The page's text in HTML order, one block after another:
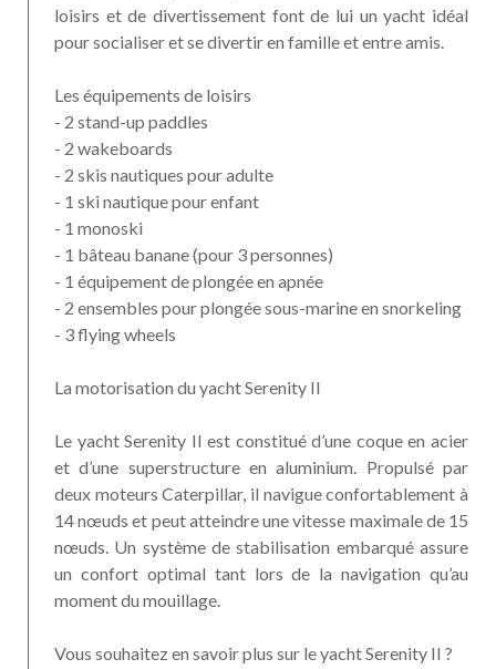
loisirs et de divertissement font de lui un yacht idéal
pour socialiser et se divertir en famille et entre amis.
Les équipements de loisirs
- 2 stand-up paddles
- 2 wakeboards
- 2 skis nautiques pour adulte
- 1 ski nautique pour enfant
- 1 monoski
- 1 bâteau banane (pour 3 personnes)
- 1 équipement de plongée en apnée
- 2 ensembles pour plongée sous-marine en snorkeling
- 3 flying wheels
La motorisation du yacht Serenity II
Le yacht Serenity II est constitué d’une coque en acier
et d’une superstructure en aluminium. Propulsé par
deux moteurs Caterpillar, il navigue confortablement à
14 nœuds et peut atteindre une vitesse maximale de 15
nœuds. Un système de stabilisation embarqué assure
un confort optimal tant lors de la navigation qu’au
moment du mouillage.
Vous souhaitez en savoir plus sur le yacht Serenity II ?